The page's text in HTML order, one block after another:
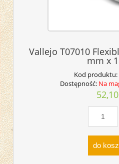
Vallejo T07010
mm x
Kod produktu:
Dostępność: Na
do